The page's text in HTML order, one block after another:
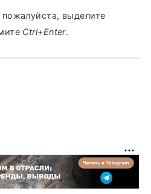
выделите
Ctrl+Enter.